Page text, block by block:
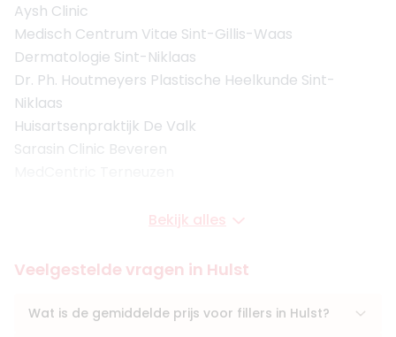
Aysh Clinic
Medisch Centrum Vitae Sint-Gillis-Waas
Dermatologie Sint-Niklaas
Dr. Ph. Houtmeyers Plastische Heelkunde Sint-
Niklaas
Huisartsenpraktijk De Valk
Sarasin Clinic Beveren
Bekijk alles
Veelgestelde vragen in Hulst
Wat is de gemiddelde prijs voor fillers in Hulst?